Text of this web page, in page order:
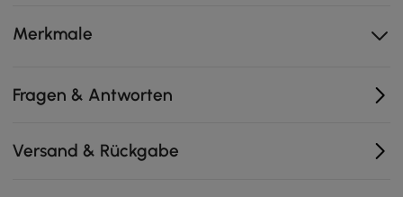
Erhöhte Kanten verhindern das Herunterfallen von
Merkmale
Fragen & Antworten
Versand & Rückgabe